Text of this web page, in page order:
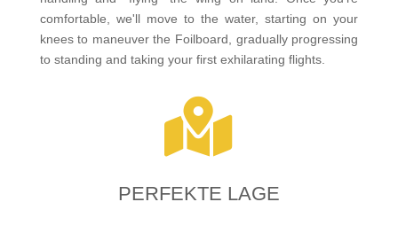
comfortable, we'll move to the water, starting on your
knees to maneuver the Foilboard, gradually progressing
to standing and taking your first exhilarating flights.

PERFEKTE LAGE